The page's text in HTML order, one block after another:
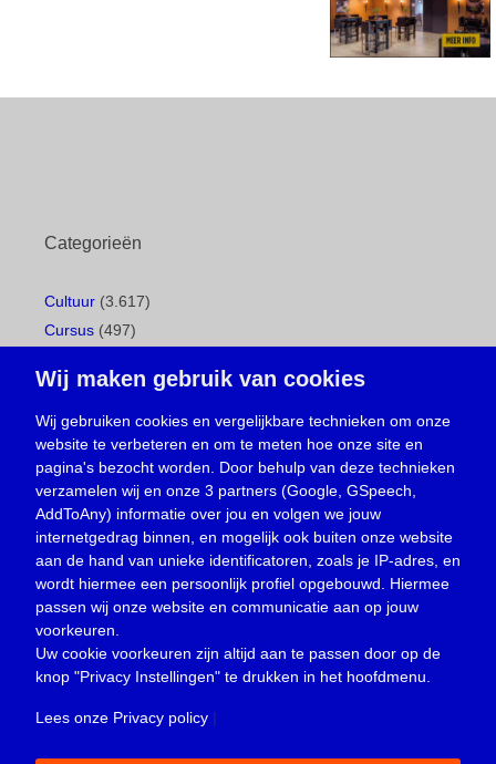
Categorieën
Cultuur (3.617)
Cursus (497)
Gemeentepagina(104)
Ingezonden brief(537)
Media(156)
Nieuws (23.329)
Oproep(734)
Overlijden(39)
Podcast(18)
prijsvraag (5)
Religie (1.438)
Service(226)
Wij maken gebruik van cookies
Wij gebruiken cookies en vergelijkbare technieken om onze
website te verbeteren en om te meten hoe onze site en
pagina's bezocht worden. Door behulp van deze technieken
verzamelen wij en onze 3 partners (Google, GSpeech,
AddToAny) informatie over jou en volgen we jouw
internetgedrag binnen, en mogelijk ook buiten onze website
aan de hand van unieke identificatoren, zoals je IP-adres, en
wordt hiermee een persoonlijk profiel opgebouwd. Hiermee
passen wij onze website en communicatie aan op jouw
voorkeuren.
Uw cookie voorkeuren zijn altijd aan te passen door op de
knop "Privacy Instellingen" te drukken in het hoofdmenu.
Lees onze Privacy policy |